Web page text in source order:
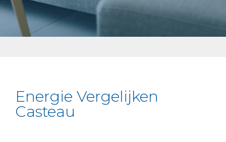
Energie Vergelijken
Casteau